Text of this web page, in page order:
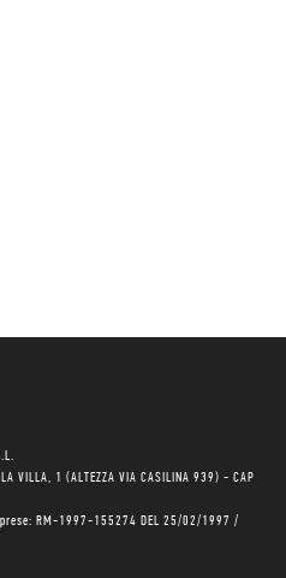
VILLA, 1 (ALTEZZA VIA CASILINA 939) - CAP
RM-1997-155274 DEL 25/02/1997 /